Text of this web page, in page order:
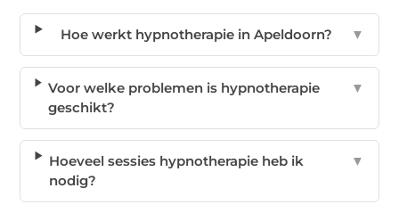
Hoe werkt hypnotherapie in Apeldoorn? ▼
Voor welke problemen is hypnotherapie
geschikt?
▼
Hoeveel sessies hypnotherapie heb ik
nodig?
▼